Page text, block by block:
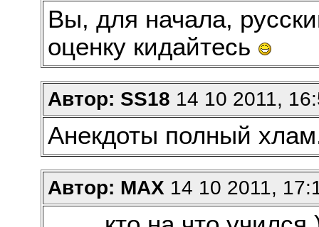
Вы, для начала,
оценку кидайтесь
Автор: SS18 14 10 2011,
Анекдоты полный
Автор: MAX 14 10 2011,